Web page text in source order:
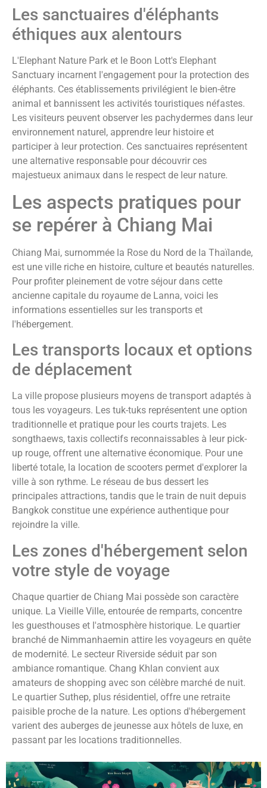
Les sanctuaires d'éléphants
éthiques aux alentours
L'Elephant Nature Park et le Boon Lott's Elephant
Sanctuary incarnent l'engagement pour la protection des
éléphants. Ces établissements privilégient le bien-être
animal et bannissent les activités touristiques néfastes.
Les visiteurs peuvent observer les pachydermes dans leur
environnement naturel, apprendre leur histoire et
participer à leur protection. Ces sanctuaires représentent
une alternative responsable pour découvrir ces
majestueux animaux dans le respect de leur nature.
Les aspects pratiques pour
se repérer à Chiang Mai
Chiang Mai, surnommée la Rose du Nord de la Thaïlande,
est une ville riche en histoire, culture et beautés naturelles.
Pour profiter pleinement de votre séjour dans cette
ancienne capitale du royaume de Lanna, voici les
informations essentielles sur les transports et
l'hébergement.
Les transports locaux et options
de déplacement
La ville propose plusieurs moyens de transport adaptés à
tous les voyageurs. Les tuk-tuks représentent une option
traditionnelle et pratique pour les courts trajets. Les
songthaews, taxis collectifs reconnaissables à leur pick-
up rouge, offrent une alternative économique. Pour une
liberté totale, la location de scooters permet d'explorer la
ville à son rythme. Le réseau de bus dessert les
principales attractions, tandis que le train de nuit depuis
Bangkok constitue une expérience authentique pour
rejoindre la ville.
Les zones d'hébergement selon
votre style de voyage
Chaque quartier de Chiang Mai possède son caractère
unique. La Vieille Ville, entourée de remparts, concentre
les guesthouses et l'atmosphère historique. Le quartier
branché de Nimmanhaemin attire les voyageurs en quête
de modernité. Le secteur Riverside séduit par son
ambiance romantique. Chang Khlan convient aux
amateurs de shopping avec son célèbre marché de nuit.
Le quartier Suthep, plus résidentiel, offre une retraite
paisible proche de la nature. Les options d'hébergement
varient des auberges de jeunesse aux hôtels de luxe, en
passant par les locations traditionnelles.